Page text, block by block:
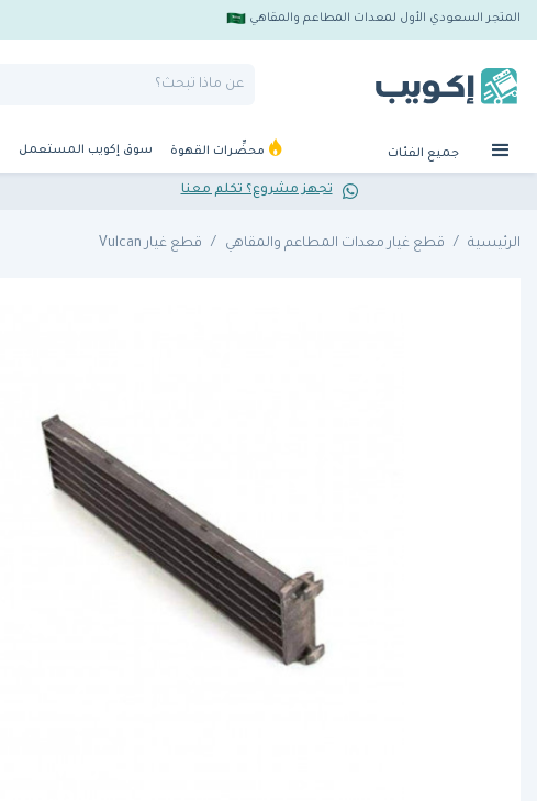
المتجر السعودي الأول لمعدات المطاعم والمقاهي
جميع الفئات محضِّرات القهوة سوق إكويب المستعمل
تجهز مشروع؟ تكلم معنا
الرئيسية قطع غيار معدات المطاعم والمقاهي قطع غيار Vulcan